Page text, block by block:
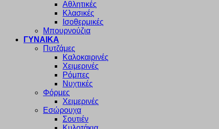
Αθλητικές
Κλασικές
Ισοθερμικές
Μπουρνούζια
ΓΥΝΑΙΚΑ
Πυτζάμες
Καλοκαιρινές
Χειμερινές
Ρόμπες
Νυχτικές
Φόρμες
Χειμερινές
Εσώρουχα
Σουτιέν